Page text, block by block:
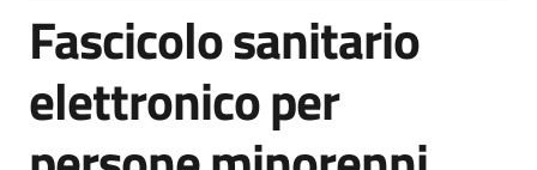
Centri
per
famiglie
Fascicolo sanitario
elettronico per